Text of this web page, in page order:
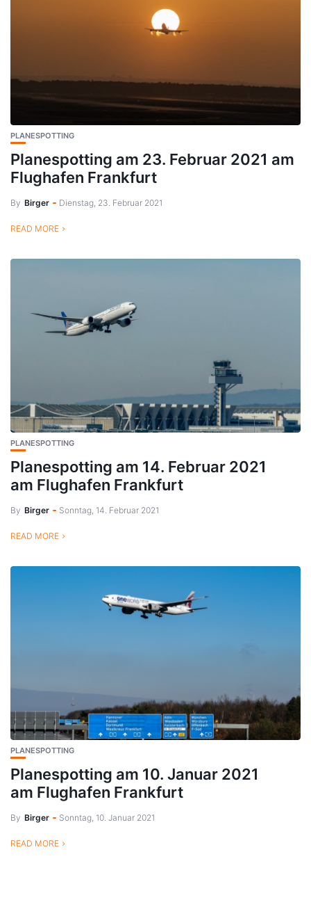
PLANESPOTTING
Planespotting am 23. Februar 2021 am
Flughafen Frankfurt
By Birger Dienstag, 23. Februar 2021
READ MORE
PLANESPOTTING
Planespotting am 14. Februar 2021
am Flughafen Frankfurt
By Birger Sonntag, 14. Februar 2021
READ MORE
PLANESPOTTING
Planespotting am 10. Januar 2021
am Flughafen Frankfurt
By Birger Sonntag, 10. Januar 2021
READ MORE